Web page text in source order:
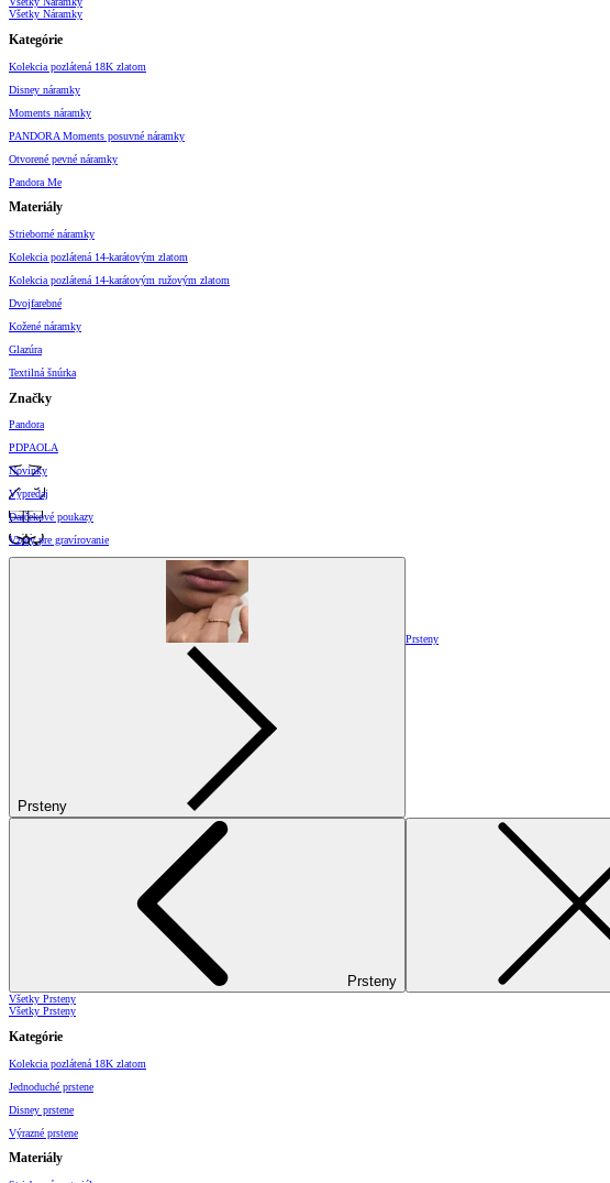
Všetky Náramky
Kategórie
Kolekcia pozlátená 18K zlatom
Disney náramky
Moments náramky
PANDORA Moments posuvné náramky
Otvorené pevné náramky
Pandora Me
Materiály
Strieborné náramky
Kolekcia pozlátená 14-karátovým zlatom
Kolekcia pozlátená 14-karátovým ružovým zlatom
Dvojfarebné
Kožené náramky
Glazúra
Textilná šnúrka
Značky
Pandora
PDPAOLA
Novinky
Výpredaj
Darčekové poukazy
Vzory pre gravírovanie
Prsteny
Prsteny
Prsteny
Všetky Prsteny
Všetky Prsteny
Kategórie
Kolekcia pozlátená 18K zlatom
Jednoduché prstene
Disney prstene
Výrazné prstene
Materiály